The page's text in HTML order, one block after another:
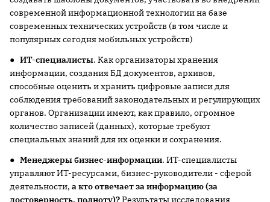
современной информационной технологии на базе
современных технических устройств (в том числе и
популярных сегодня мобильных устройств)
● ИТ-специалисты. Как организаторы хранения
информации, создания БД документов, архивов,
способные оценить и хранить цифровые записи для
соблюдения требований законодательных и регулирующих
органов. Организации имеют, как правило, огромное
количество записей (данных), которые требуют
специальных знаний для их оценки и сохранения.
● Менеджеры бизнес-информации. ИТ-специалисты
управляют ИТ-ресурсами, бизнес-руководители - сферой
деятельности, а кто отвечает за информацию (за
достоверность, полноту)?Результаты исследования